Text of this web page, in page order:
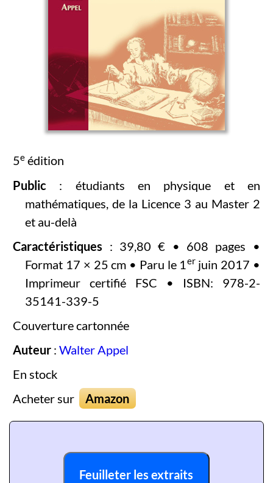
5e édition
Public : étudiants en physique et en
mathématiques, de la Licence 3 au Master 2
et au-delà
Caractéristiques : 39,80 € • 608 pages •
Format 17 × 25 cm • Paru le 1 erjuin 2017 •
Imprimeur certifié FSC • ISBN: 978-2-
35141-339-5
Couverture cartonnée
Auteur :Walter Appel
En stock
Acheter sur Amazon
Feuilleter les extraits